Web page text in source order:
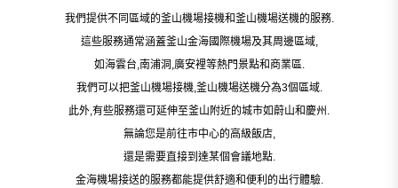
我們提供不同區域的釜山機場接機和釜山機場送機的服務.
這些服務通常涵蓋釜山金海國際機場及其周邊區域,
如海雲台,南浦洞,廣安裡等熱門景點和商業區.
我們可以把釜山機場接機,釜山機場送機分為3個區域.
此外,有些服務還可延伸至釜山附近的城市如蔚山和慶州.
無論您是前往市中心的高級飯店,
還是需要直接到達某個會議地點.
金海機場接送的服務都能提供舒適和便利的出行體驗.